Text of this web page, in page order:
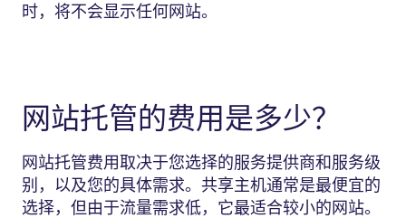
时，将不会显示任何网站。
网站托管的费用是多少？
网站托管费用取决于您选择的服务提供商和服务级
别，以及您的具体需求。共享主机通常是最便宜的
选择，但由于流量需求低，它最适合较小的网站。